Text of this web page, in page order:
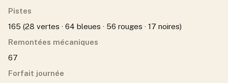
Pistes
165 (28 vertes · 64 bleues · 56 rouges · 17 noires)
Remontées mécaniques
67
Forfait journée